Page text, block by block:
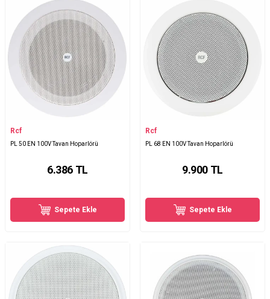
Rcf
PL 50 EN 100V Tavan Hoparlörü
6.386 TL
Sepete Ekle
Rcf
PL 68 EN 100V Tavan Hoparlörü
9.900 TL
Sepete Ekle